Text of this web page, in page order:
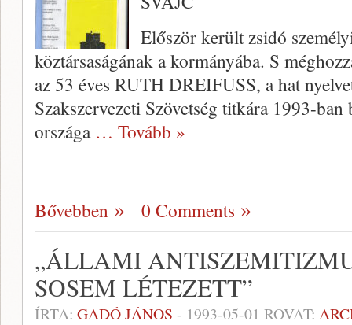
Először került zsidó
köztársaságának a kormányába. S
az 53 éves RUTH DREIFUSS, a hat
Szakszervezeti Szövetség titkára 1993-
országa … Tovább »
Bővebben 0 Comments
„ÁLLAMI
SOSEM LÉTEZETT”
ÍRTA: GADÓ JÁNOS - 1993-05-01 ROVAT: